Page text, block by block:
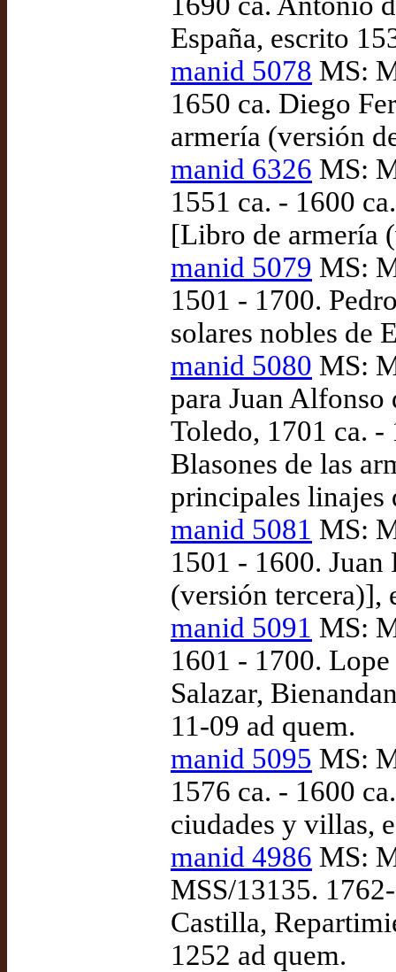
España, escrito
manid 5078 MS:
1650 ca. Diego
armería (versión
manid 6326 MS:
1551 ca. - 1600
[Libro de armería
manid 5079 MS:
1501 - 1700.
solares nobles de
manid 5080 MS:
para Juan Alfonso
Toledo, 1701 ca. -
Blasones de las
principales linajes
manid 5081 MS:
1501 - 1600.
(versión tercera)],
manid 5091 MS:
1601 - 1700. Lope
Salazar,
11-09 ad quem.
manid 5095 MS:
1576 ca. - 1600
ciudades y villas,
manid 4986 MS:
MSS/13135.
Castilla,
1252 ad quem.